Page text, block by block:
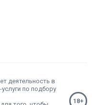
деятельность в
по подбору